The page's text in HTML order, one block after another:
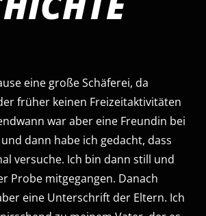
eine große Schäferei, da
früher keinen Freizeitaktivitäten
war aber eine Freundin bei
dann habe ich gedacht, dass
versuche. Ich bin dann still und
Probe mitgegangen. Danach
eine Unterschrift der Eltern. Ich